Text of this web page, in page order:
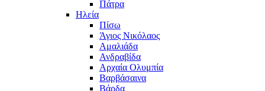
Πάτρα
Ηλεία
Πίσω
Άγιος Νικόλαος
Αμαλιάδα
Ανδραβίδα
Αρχαία Ολυμπία
Βαρβάσαινα
Βάρδα